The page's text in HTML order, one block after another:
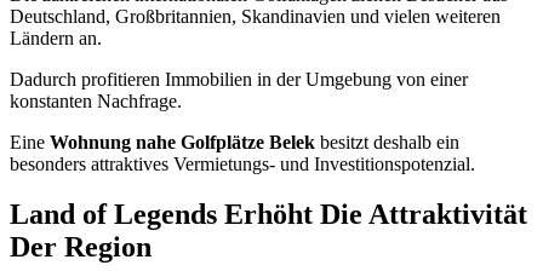
Deutschland, Großbritannien, Skandinavien und vielen weiteren
Ländern an.
Dadurch profitieren Immobilien in der Umgebung von einer
konstanten Nachfrage.
Eine Wohnung nahe Golfplätze Belek besitzt deshalb ein
besonders attraktives Vermietungs- und Investitionspotenzial.
Land of Legends Erhöht Die Attraktivität
Der Region